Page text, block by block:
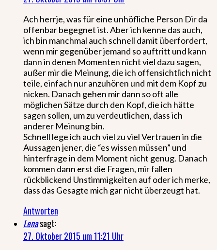
Ach herrje, was für eine unhöfliche Person Dir da
offenbar begegnet ist. Aber ich kenne das auch,
ich bin manchmal auch schnell damit überfordert,
wenn mir gegenüber jemand so auftritt und kann
dann in denen Momenten nicht viel dazu sagen,
außer mir die Meinung, die ich offensichtlich nicht
teile, einfach nur anzuhören und mit dem Kopf zu
nicken. Danach gehen mir dann so oft alle
möglichen Sätze durch den Kopf, die ich hätte
sagen sollen, um zu verdeutlichen, dass ich
anderer Meinung bin.
Schnell lege ich auch viel zu viel Vertrauen in die
Aussagen jener, die “es wissen müssen” und
hinterfrage in dem Moment nicht genug. Danach
kommen dann erst die Fragen, mir fallen
rückblickend Unstimmigkeiten auf oder ich merke,
dass das Gesagte mich gar nicht überzeugt hat.
Antworten
Lenasagt:
27. Oktober 2015 um 11:21 Uhr